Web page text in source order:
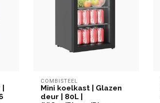
COMBISTEEL
Mini koelkast | Glazen
deur | 80L |